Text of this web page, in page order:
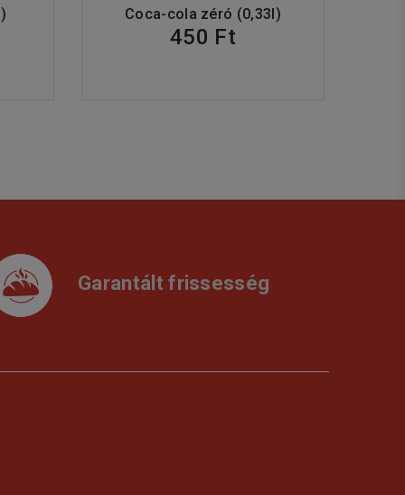
Coca-cola zéró (0,33l)
450 Ft
Garantált frissesség